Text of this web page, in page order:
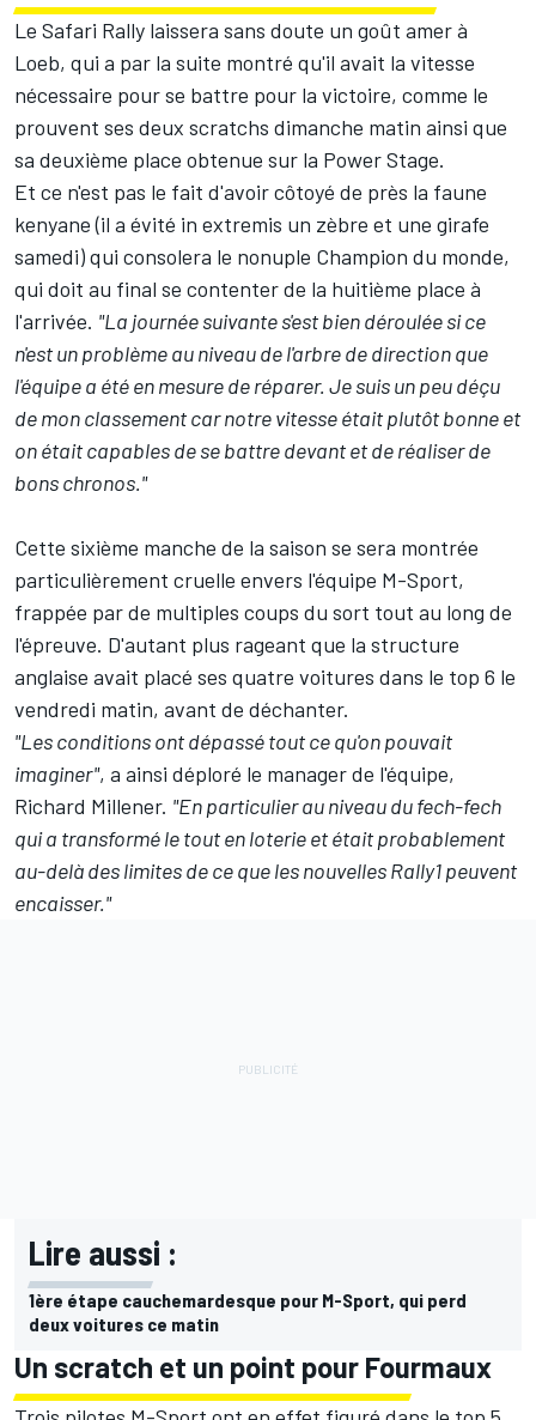
Le Safari Rally laissera sans doute un goût amer à
Loeb, qui a par la suite montré qu'il avait la vitesse
nécessaire pour se battre pour la victoire, comme le
prouvent ses deux scratchs dimanche matin ainsi que
sa deuxième place obtenue sur la Power Stage.
Et ce n'est pas le fait d'avoir côtoyé de près la faune
kenyane (il a évité in extremis un zèbre et une girafe
samedi) qui consolera le nonuple Champion du monde,
qui doit au final se contenter de la huitième place à
l'arrivée. "La journée suivante s'est bien déroulée si ce
n'est un problème au niveau de l'arbre de direction que
l'équipe a été en mesure de réparer. Je suis un peu déçu
de mon classement car notre vitesse était plutôt bonne et
on était capables de se battre devant et de réaliser de
bons chronos."
Cette sixième manche de la saison se sera montrée
particulièrement cruelle envers l'équipe M-Sport,
frappée par de multiples coups du sort tout au long de
l'épreuve. D'autant plus rageant que la structure
anglaise avait placé ses quatre voitures dans le top 6 le
vendredi matin, avant de déchanter.
"Les conditions ont dépassé tout ce qu'on pouvait
imaginer", a ainsi déploré le manager de l'équipe,
Richard Millener. "En particulier au niveau du fech-fech
qui a transformé le tout en loterie et était probablement
au-delà des limites de ce que les nouvelles Rally1 peuvent
encaisser."
Lire aussi :
1ère étape cauchemardesque pour M-Sport, qui perd
deux voitures ce matin
Un scratch et un point pour Fourmaux